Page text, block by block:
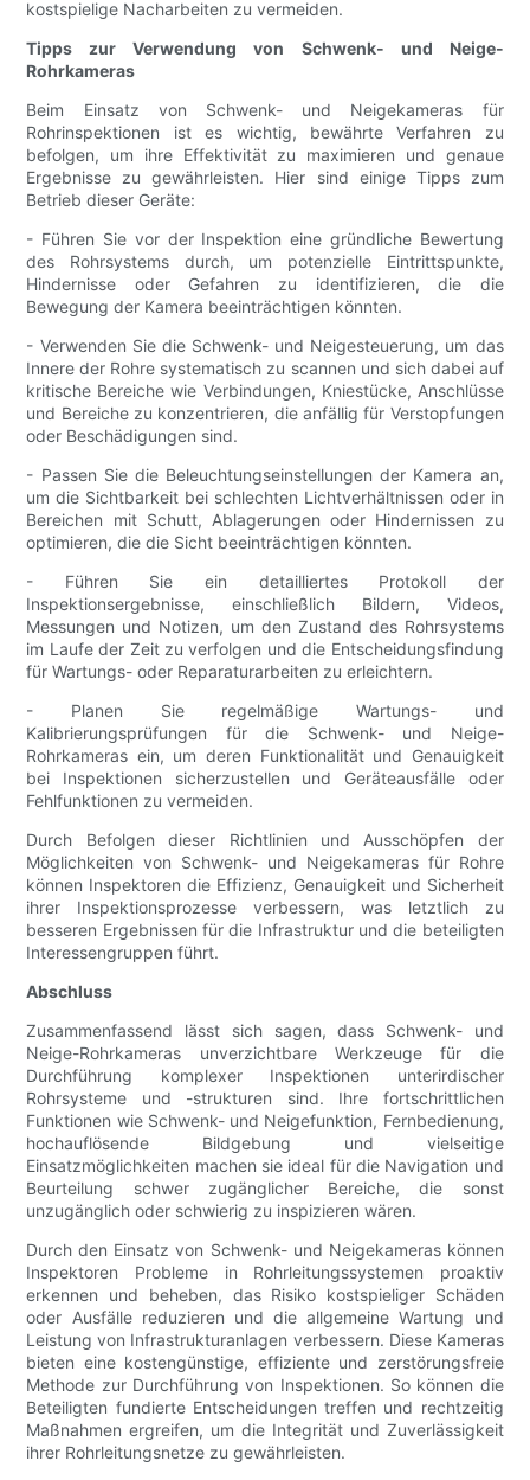
kostspielige Nacharbeiten zu vermeiden.
Tipps zur Verwendung von Schwenk- und Neige-
Rohrkameras
Beim Einsatz von Schwenk- und Neigekameras für
Rohrinspektionen ist es wichtig, bewährte Verfahren zu
befolgen, um ihre Effektivität zu maximieren und genaue
Ergebnisse zu gewährleisten. Hier sind einige Tipps zum
Betrieb dieser Geräte:
- Führen Sie vor der Inspektion eine gründliche Bewertung
des Rohrsystems durch, um potenzielle Eintrittspunkte,
Hindernisse oder Gefahren zu identifizieren, die die
Bewegung der Kamera beeinträchtigen könnten.
- Verwenden Sie die Schwenk- und Neigesteuerung, um das
Innere der Rohre systematisch zu scannen und sich dabei auf
kritische Bereiche wie Verbindungen, Kniestücke, Anschlüsse
und Bereiche zu konzentrieren, die anfällig für Verstopfungen
oder Beschädigungen sind.
- Passen Sie die Beleuchtungseinstellungen der Kamera an,
um die Sichtbarkeit bei schlechten Lichtverhältnissen oder in
Bereichen mit Schutt, Ablagerungen oder Hindernissen zu
optimieren, die die Sicht beeinträchtigen könnten.
- Führen Sie ein detailliertes Protokoll der
Inspektionsergebnisse, einschließlich Bildern, Videos,
Messungen und Notizen, um den Zustand des Rohrsystems
im Laufe der Zeit zu verfolgen und die Entscheidungsfindung
für Wartungs- oder Reparaturarbeiten zu erleichtern.
- Planen Sie regelmäßige Wartungs- und
Kalibrierungsprüfungen für die Schwenk- und Neige-
Rohrkameras ein, um deren Funktionalität und Genauigkeit
bei Inspektionen sicherzustellen und Geräteausfälle oder
Fehlfunktionen zu vermeiden.
Durch Befolgen dieser Richtlinien und Ausschöpfen der
Möglichkeiten von Schwenk- und Neigekameras für Rohre
können Inspektoren die Effizienz, Genauigkeit und Sicherheit
ihrer Inspektionsprozesse verbessern, was letztlich zu
besseren Ergebnissen für die Infrastruktur und die beteiligten
Interessengruppen führt.
Abschluss
Zusammenfassend lässt sich sagen, dass Schwenk- und
Neige-Rohrkameras unverzichtbare Werkzeuge für die
Durchführung komplexer Inspektionen unterirdischer
Rohrsysteme und -strukturen sind. Ihre fortschrittlichen
Funktionen wie Schwenk- und Neigefunktion, Fernbedienung,
hochauflösende Bildgebung und vielseitige
Einsatzmöglichkeiten machen sie ideal für die Navigation und
Beurteilung schwer zugänglicher Bereiche, die sonst
unzugänglich oder schwierig zu inspizieren wären.
Durch den Einsatz von Schwenk- und Neigekameras können
Inspektoren Probleme in Rohrleitungssystemen proaktiv
erkennen und beheben, das Risiko kostspieliger Schäden
oder Ausfälle reduzieren und die allgemeine Wartung und
Leistung von Infrastrukturanlagen verbessern. Diese Kameras
bieten eine kostengünstige, effiziente und zerstörungsfreie
Methode zur Durchführung von Inspektionen. So können die
Beteiligten fundierte Entscheidungen treffen und rechtzeitig
Maßnahmen ergreifen, um die Integrität und Zuverlässigkeit
ihrer Rohrleitungsnetze zu gewährleisten.